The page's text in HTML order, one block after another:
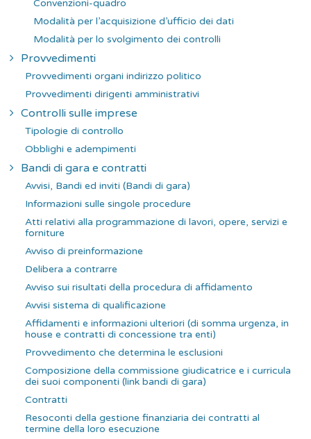
Convenzioni-quadro
Modalità per l’acquisizione d’ufficio dei dati
Modalità per lo svolgimento dei controlli
Provvedimenti
Provvedimenti organi indirizzo politico
Provvedimenti dirigenti amministrativi
Controlli sulle imprese
Tipologie di controllo
Obblighi e adempimenti
Bandi di gara e contratti
Avvisi, Bandi ed inviti (Bandi di gara)
Informazioni sulle singole procedure
Atti relativi alla programmazione di lavori, opere, servizi e
forniture
Avviso di preinformazione
Delibera a contrarre
Avviso sui risultati della procedura di affidamento
Avvisi sistema di qualificazione
Affidamenti e informazioni ulteriori (di somma urgenza, in
house e contratti di concessione tra enti)
Provvedimento che determina le esclusioni
Composizione della commissione giudicatrice e i curricula
dei suoi componenti (link bandi di gara)
Contratti
Resoconti della gestione finanziaria dei contratti al
termine della loro esecuzione